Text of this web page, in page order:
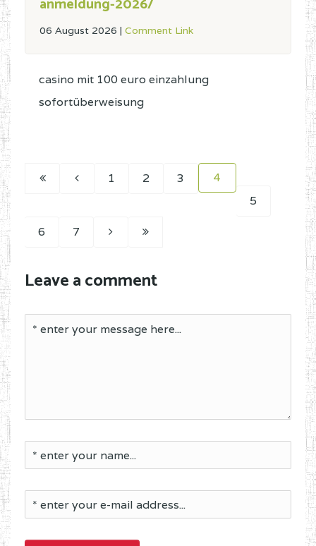
06 August 2026 | Comment Link
casino mit 100 euro einzahlung
sofortüberweisung
1 2 3
4
5
6 7
Leave a comment